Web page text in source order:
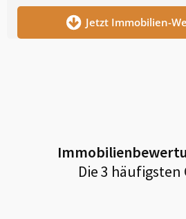
Jetzt Immobilien-
Die 3 häufigsten